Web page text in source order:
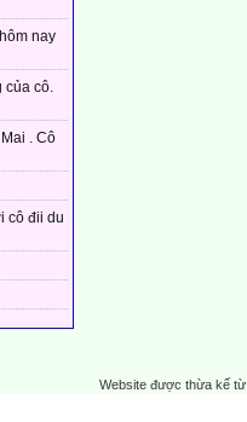
nay
của cô.
. Cô
cô đii du
Website được thừa kế